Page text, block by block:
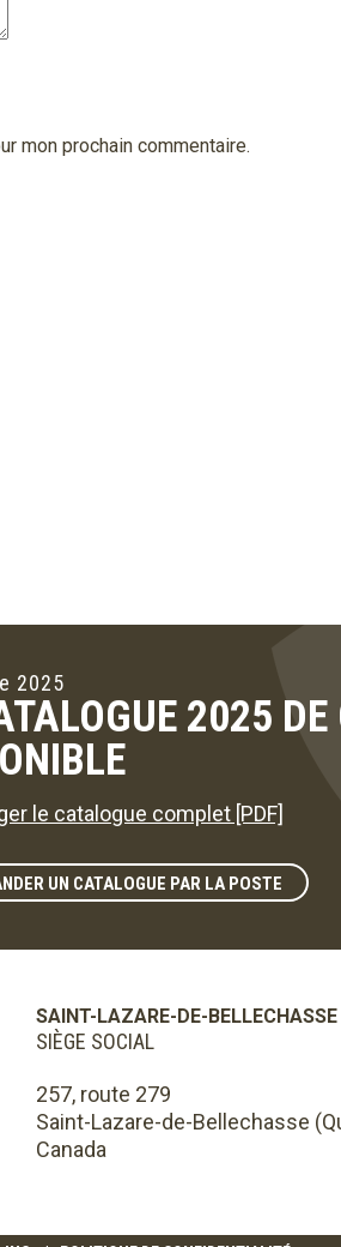
mon prochain commentaire.
2025
2025
le catalogue complet [PDF]
UN CATALOGUE PAR LA POSTE
SAINT-LAZARE-DE-BELLECHASSE
SIÈGE SOCIAL
257, route 279
Saint-Lazare-de-Bellechasse
Canada